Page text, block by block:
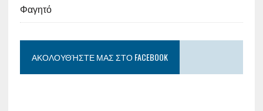
Φαγητό
ΑΚΟΛΟΥΘΉΣΤΕ ΜΑΣ ΣΤΟ FACEBOOK